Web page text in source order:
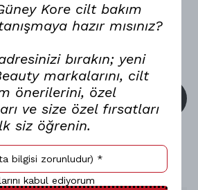
SEPETE EKLE
kargo
Kore cilt bakım
hazır mısınız?
bırakın; yeni
markalarını, cilt
önerilerini, özel
ve size özel fırsatları
siz öğrenin.
kabul ediyorum